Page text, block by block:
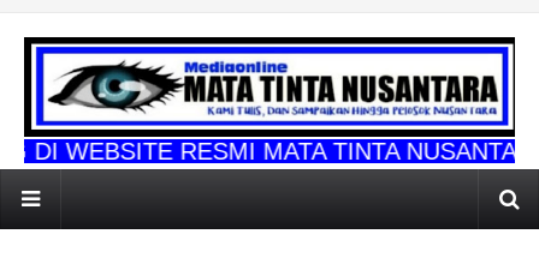
RESMI MATA TINTA NUSANTARA